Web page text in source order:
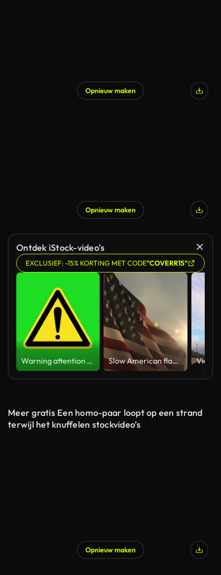
Opnieuw maken
Gegenereerd door AI
Opnieuw maken
Ontdek iStock-video’s
EXCLUSIEF: -15% KORTING MET CODE"COVERR15"
Warning attention yellow hazard message street sign 4k green screen caution animation Slow American flag at sunset during Memorial Day in the United States
Meer gratis Een homo-paar loopt op een strand
terwijl het knuffelen stockvideo’s
Opnieuw maken